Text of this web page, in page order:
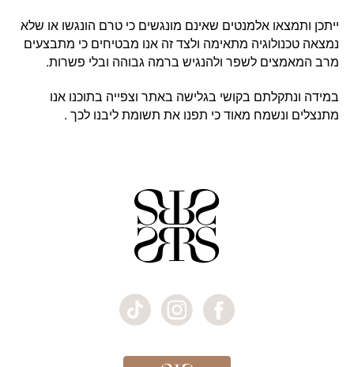
ייתכן ותמצאו אלמנטים שאינם מונגשים כי טרם הונגשו או שלא
נמצאה טכנולוגיה מתאימה ולצד זה אנו מבטיחים כי מתבצעים
מרב המאמצים לשפר ולהנגיש ברמה גבוהה ובלי פשרות.
במידה ונתקלתם בקושי בגלישה באתר וצפייה בתוכנו אנו
מתנצלים ונשמח מאוד כי תפנו את תשומת ליבנו לכך .